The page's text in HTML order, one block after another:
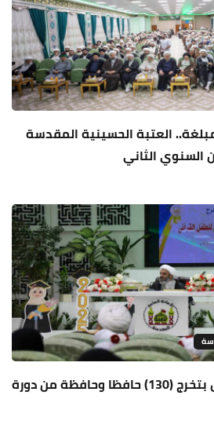
مبلغ ومبلغة.. العتبة الحسينية المقدسة
السنوي الثاني
العتبة الحسينية تحتفل بتخرج (130) حافظا وحافظة من دورة